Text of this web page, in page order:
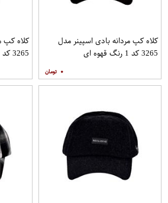
کلاه کپ مردانه بادی اسپینر مدل
3265 کد 1 رنگ قهوه ای
۰
کلاه کپ
3265 کد 4 رنگ قهوه ای